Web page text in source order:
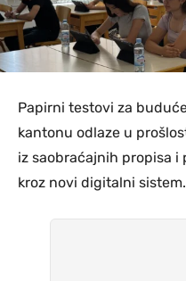
Papirni testovi za
kantonu odlaze u
iz saobraćajnih propisa i
kroz novi digitalni sistem.